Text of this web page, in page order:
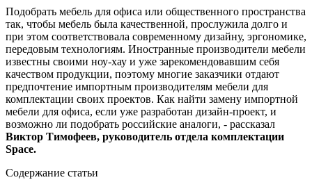
Подобрать мебель для офиса или общественного пространства
так, чтобы мебель была качественной, прослужила долго и
при этом соответствовала современному дизайну, эргономике,
передовым технологиям. Иностранные производители мебели
известны своими ноу-хау и уже зарекомендовавшим себя
качеством продукции, поэтому многие заказчики отдают
предпочтение импортным производителям мебели для
комплектации своих проектов. Как найти замену импортной
мебели для офиса, если уже разработан дизайн-проект, и
возможно ли подобрать российские аналоги, - рассказал
Виктор Тимофеев, руководитель отдела комплектации
Space.
Содержание статьи